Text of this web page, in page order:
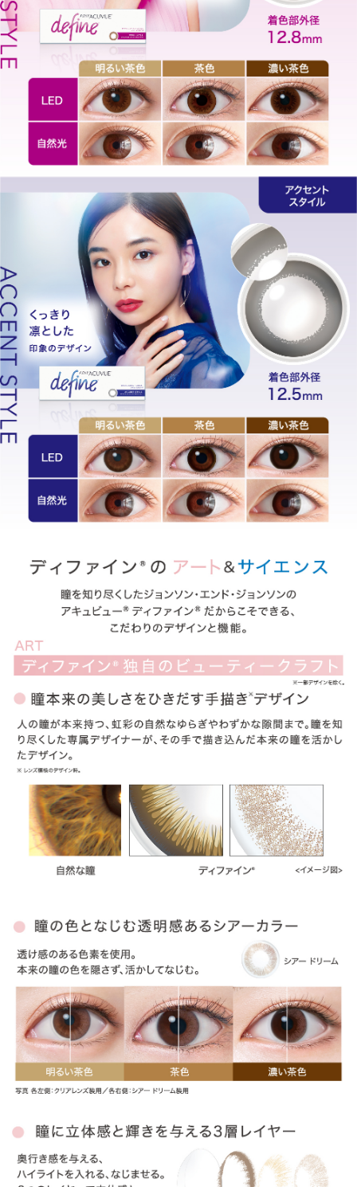
ITEM REVIEWS
この商品のレビュー
商品レビューの投稿は ログインが必要です。
OTHER COLOR
その他のカラー
» ラディアントシック
» ラディアントブライト
» ラディアントスウィート